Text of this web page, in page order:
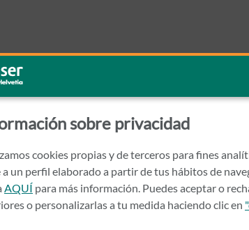
sobre privacidad
cookies propias y de terceros para fines
a un perfil elaborado a partir de tus hábitos de
AQUÍ para más información. Puedes aceptar o
o personalizarlas a tu medida haciendo clic en